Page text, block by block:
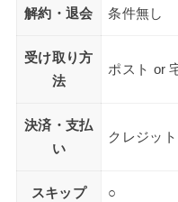
解約・退会 条件無し
受け取り方
法
ポスト or
決済・支払
い
クレジッ
スキップ ○